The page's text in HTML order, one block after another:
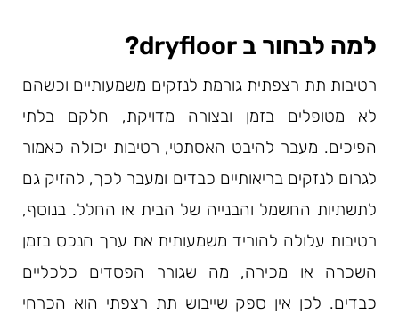
למה לבחור ב dryfloor?
רטיבות תת רצפתית גורמת לנזקים משמעותיים וכשהם
לא מטופלים בזמן ובצורה מדויקת, חלקם בלתי
הפיכים. מעבר להיבט האסתטי, רטיבות יכולה כאמור
לגרום לנזקים בריאותיים כבדים ומעבר לכך, להזיק גם
לתשתיות החשמל והבנייה של הבית או החלל. בנוסף,
רטיבות עלולה להוריד משמעותית את ערך הנכס בזמן
השכרה או מכירה, מה שגורר הפסדים כלכליים
כבדים. לכן אין ספק שייבוש תת רצפתי הוא הכרחי